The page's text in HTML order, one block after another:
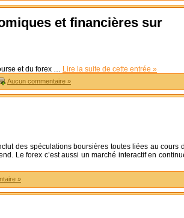
et financières sur
et du forex … Lire la suite de cette entrée »
Aucun commentaire »
des spéculations boursières toutes liées au cours
Le forex c’est aussi un marché interactif en
»